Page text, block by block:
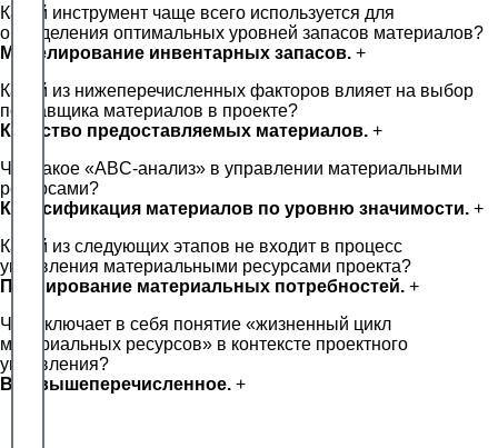
Какой инструмент чаще всего используется для
определения оптимальных уровней запасов материалов?
Моделирование инвентарных запасов. +
Какой из нижеперечисленных факторов влияет на выбор
поставщика материалов в проекте?
Качество предоставляемых материалов. +
Что такое «ABC-анализ» в управлении материальными
ресурсами?
Классификация материалов по уровню значимости. +
Какой из следующих этапов не входит в процесс
управления материальными ресурсами проекта?
Планирование материальных потребностей. +
Что включает в себя понятие «жизненный цикл
материальных ресурсов» в контексте проектного
управления?
Все вышеперечисленное. +